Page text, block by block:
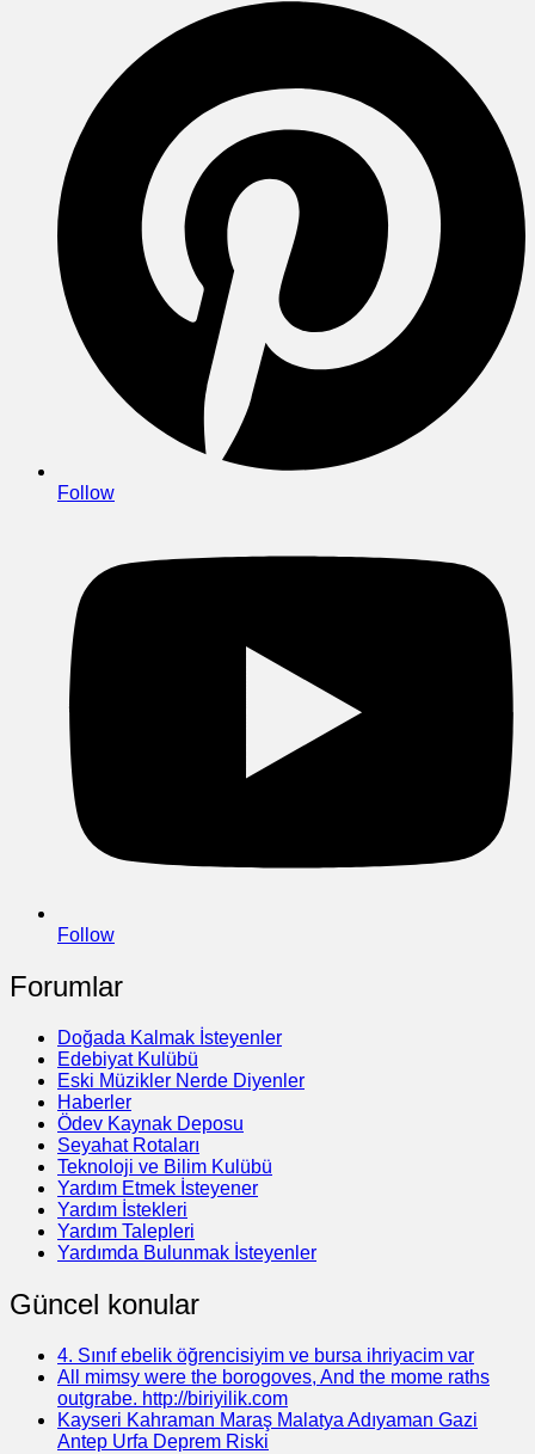
Follow
Follow
Forumlar
Doğada Kalmak İsteyenler
Edebiyat Kulübü
Eski Müzikler Nerde Diyenler
Haberler
Ödev Kaynak Deposu
Seyahat Rotaları
Teknoloji ve Bilim Kulübü
Yardım Etmek İsteyener
Yardım İstekleri
Yardım Talepleri
Yardımda Bulunmak İsteyenler
Güncel konular
4. Sınıf ebelik öğrencisiyim ve bursa ihriyacim var
All mimsy were the borogoves, And the mome raths
outgrabe. http://biriyilik.com
Kayseri Kahraman Maraş Malatya Adıyaman Gazi
Antep Urfa Deprem Riski